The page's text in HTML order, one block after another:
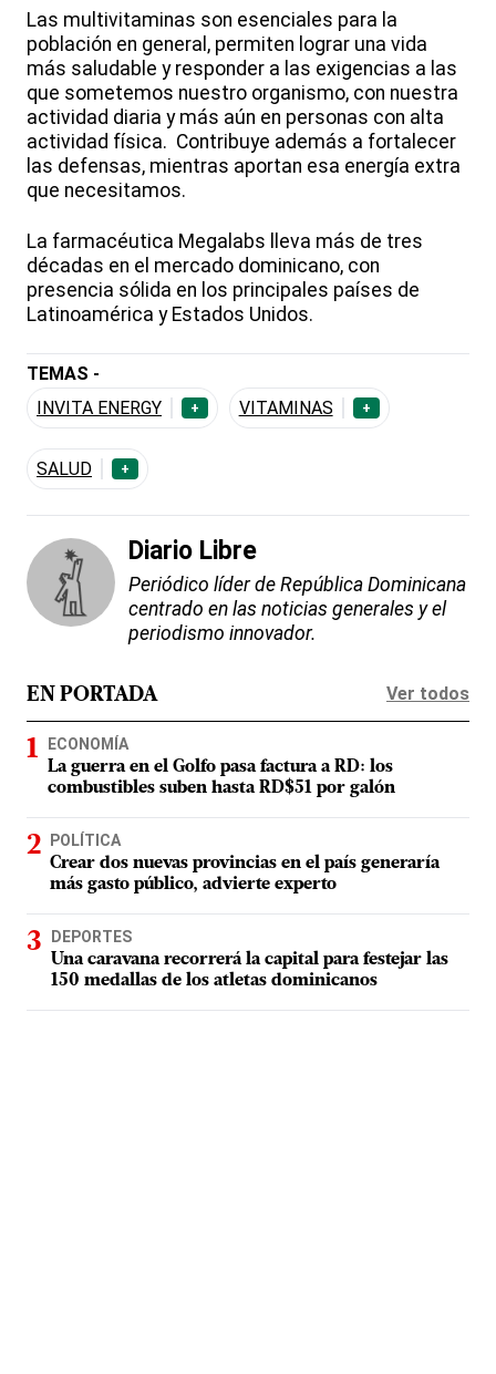
Las multivitaminas son esenciales para la
población en general, permiten lograr una vida
más saludable y responder a las exigencias a las
que sometemos nuestro organismo, con nuestra
actividad diaria y más aún en personas con alta
actividad física. Contribuye además a fortalecer
las defensas, mientras aportan esa energía extra
que necesitamos.
La farmacéutica Megalabs lleva más de tres
décadas en el mercado dominicano, con
presencia sólida en los principales países de
Latinoamérica y Estados Unidos.
TEMAS -
INVITA ENERGY
+ VITAMINAS +
SALUD +
Diario Libre
Periódico líder de República Dominicana
centrado en las noticias generales y el
periodismo innovador.
EN PORTADA Ver todos
ECONOMÍA
La guerra en el Golfo pasa factura a RD: los
combustibles suben hasta RD$51 por galón
POLÍTICA
Crear dos nuevas provincias en el país generaría
más gasto público, advierte experto
DEPORTES
Una caravana recorrerá la capital para festejar las
150 medallas de los atletas dominicanos